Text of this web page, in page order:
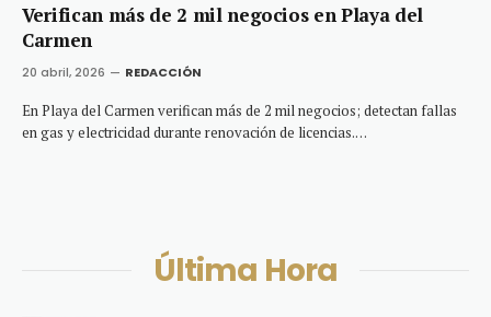
Verifican más de 2 mil negocios en Playa del
Carmen
20 abril, 2026 REDACCIÓN
En Playa del Carmen verifican más de 2 mil negocios; detectan fallas
en gas y electricidad durante renovación de licencias.…
Última Hora